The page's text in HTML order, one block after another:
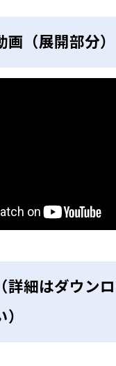
（展開部分）
細はダウン